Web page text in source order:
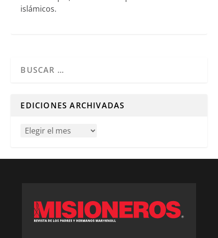
islámicos.
EDICIONES ARCHIVADAS